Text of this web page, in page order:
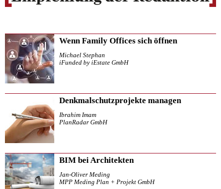
Wenn Family Offices sich öffnen
Michael Stephan
iFunded by iEstate GmbH
Denkmalschutzprojekte managen
Ibrahim Imam
PlanRadar GmbH
BIM bei Architekten
Jan-Oliver Meding
MPP Meding Plan + Projekt GmbH